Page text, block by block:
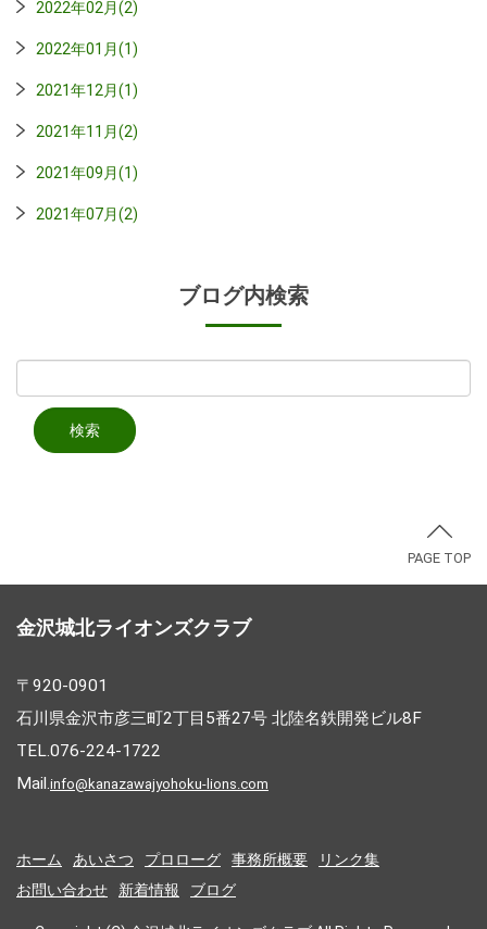
2022年02月(2)
2022年01月(1)
2021年12月(1)
2021年11月(2)
2021年09月(1)
2021年07月(2)
ブログ内検索
PAGE TOP
金沢城北ライオンズクラブ
〒920-0901
石川県金沢市彦三町2丁目5番27号 北陸名鉄開発ビル8F
TEL.076-224-1722
Mail.info@kanazawajyohoku-lions.com
ホーム あいさつ プロローグ 事務所概要
リンク集
お問い合わせ
新着情報 ブログ